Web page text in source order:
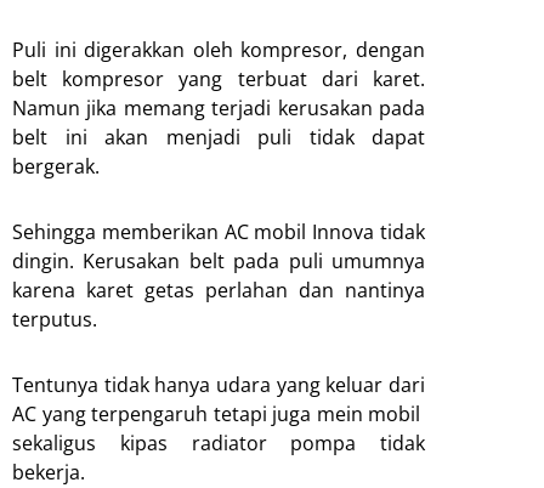
Puli ini digerakkan oleh kompresor, dengan
belt kompresor yang terbuat dari karet.
Namun jika memang terjadi kerusakan pada
belt ini akan menjadi puli tidak dapat
bergerak.
Sehingga memberikan AC mobil Innova tidak
dingin. Kerusakan belt pada puli umumnya
karena karet getas perlahan dan nantinya
terputus.
Tentunya tidak hanya udara yang keluar dari
AC yang terpengaruh tetapi juga mein mobil
sekaligus kipas radiator pompa tidak
bekerja.